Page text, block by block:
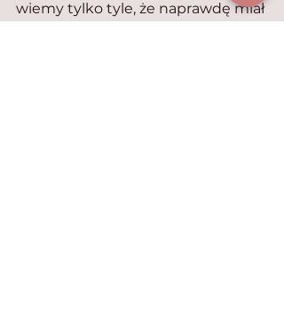
wiemy tylko tyle, że naprawdę miał